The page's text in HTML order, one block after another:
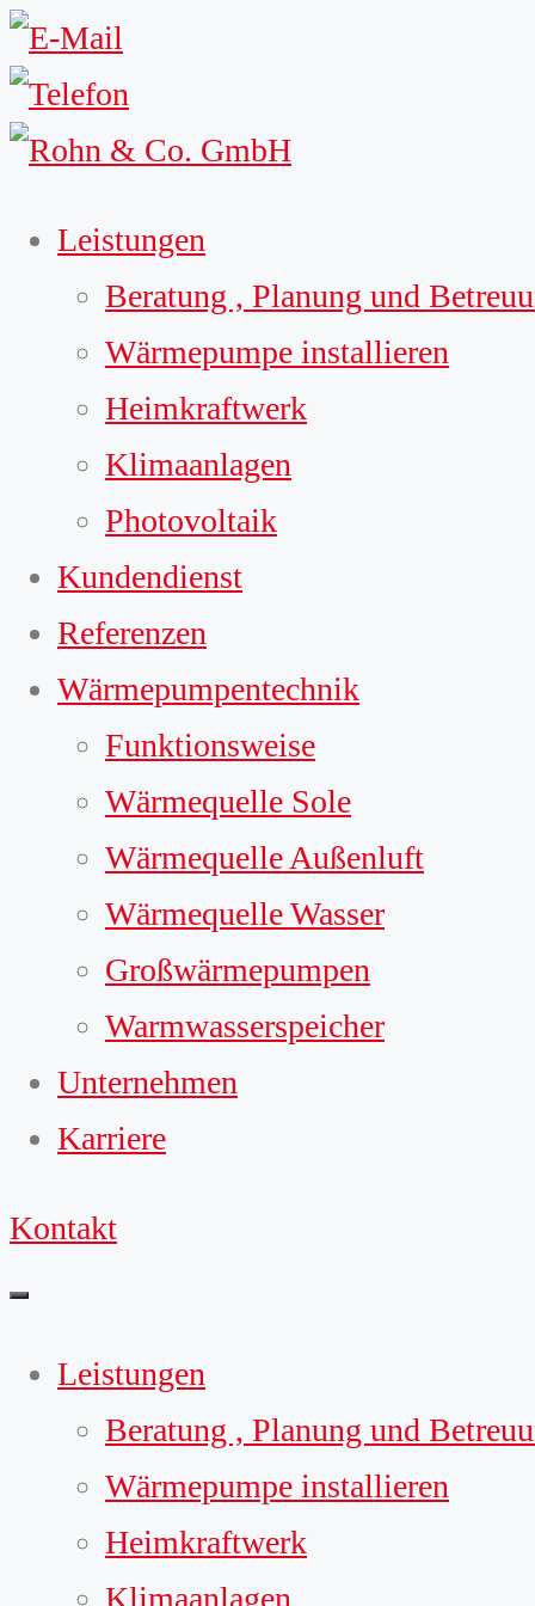
Leistungen
Beratung , Planung und
Wärmepumpe installieren
Heimkraftwerk
Klimaanlagen
Photovoltaik
Kundendienst
Referenzen
Wärmepumpentechnik
Funktionsweise
Wärmequelle Sole
Wärmequelle Außenluft
Wärmequelle Wasser
Großwärmepumpen
Warmwasserspeicher
Unternehmen
Karriere
Kontakt
Leistungen
Beratung , Planung und
Wärmepumpe installieren
Heimkraftwerk
Klimaanlagen